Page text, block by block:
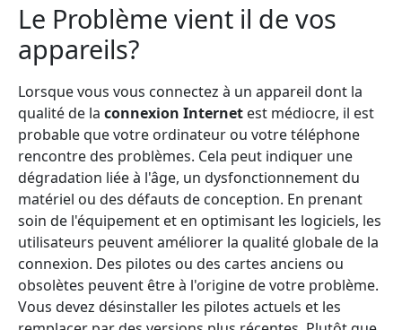
Le Problème vient il de vos
appareils?
Lorsque vous vous connectez à un appareil dont la
qualité de la connexion Internet est médiocre, il est
probable que votre ordinateur ou votre téléphone
rencontre des problèmes. Cela peut indiquer une
dégradation liée à l'âge, un dysfonctionnement du
matériel ou des défauts de conception. En prenant
soin de l'équipement et en optimisant les logiciels, les
utilisateurs peuvent améliorer la qualité globale de la
connexion. Des pilotes ou des cartes anciens ou
obsolètes peuvent être à l'origine de votre problème.
Vous devez désinstaller les pilotes actuels et les